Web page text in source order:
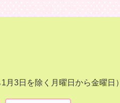
3日を除く月曜日から金曜日）